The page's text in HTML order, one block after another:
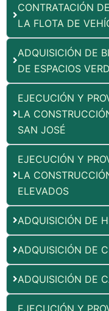
CONTRATACIÓN
LA FLOTA DE
ADQUISICIÓN DE
DE ESPACIOS
EJECUCIÓN Y
LA
SAN JOSÉ
EJECUCIÓN Y
LA
ELEVADOS
ADQUISICIÓN DE
ADQUISICIÓN DE
ADQUISICIÓN DE
EJECUCIÓN Y